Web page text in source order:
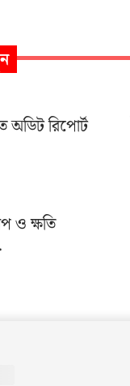
অডিট রিপোর্ট
ও ক্ষতি